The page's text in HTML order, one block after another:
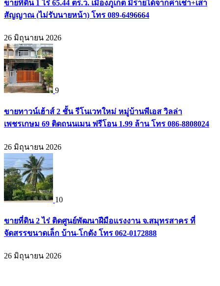
ขายที่ดิน 1 ไร่ 65.44 ตร.ว. เมืองภูเก็ต มีรายได้จากค่าเช่า+เสา
สัญญาณ (ไม่รับนายหน้า) โทร 089-6496664
26 มิถุนายน 2026
9
ขายทาวน์เฮ้าส์ 2 ชั้น รีโนเวทใหม่ หมู่บ้านพีเอส วิลล่า
เพชรเกษม 69 ติดถนนเมน ฟรีโอน 1.99 ล้าน โทร 086-8808024
26 มิถุนายน 2026
10
ขายที่ดิน 2 ไร่ ติดศูนย์พัฒนาฝีมือแรงงาน จ.สมุทรสาคร ที่
จัดสรรขนาดเล็ก บ้าน-โกดัง โทร 062-0172888
26 มิถุนายน 2026